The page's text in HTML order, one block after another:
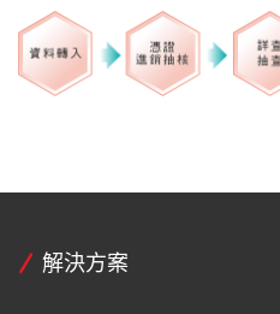
解決方案